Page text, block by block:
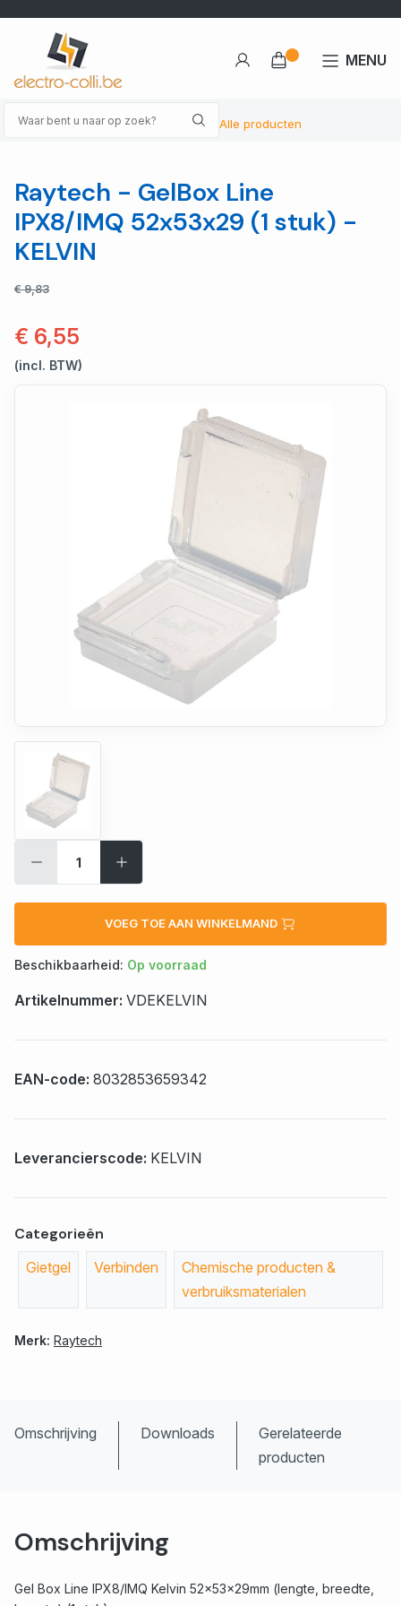
Alle producten
MENU
Raytech - GelBox Line
IPX8/IMQ 52x53x29 (1 stuk) -
KELVIN
€ 9,83
€ 6,55
(incl. BTW)
VOEG TOE AAN WINKELMAND
Beschikbaarheid: Op voorraad
Artikelnummer: VDEKELVIN
EAN-code: 8032853659342
Leverancierscode: KELVIN
Categorieën
Gietgel Verbinden
Chemische producten &
verbruiksmaterialen
Merk: Raytech
Omschrijving Downloads
Gerelateerde
producten
Omschrijving
Gel Box Line IPX8/IMQ Kelvin 52x53x29mm (lengte, breedte,